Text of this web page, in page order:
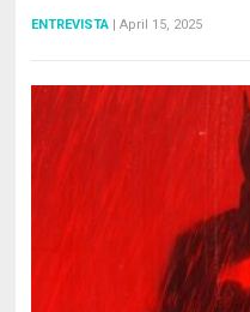
ENTREVISTA | April 15, 2025